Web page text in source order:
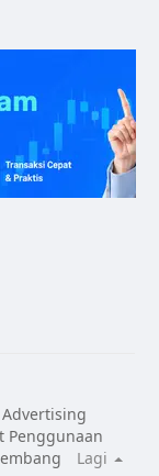
Advertising
Penggunaan
Lagi